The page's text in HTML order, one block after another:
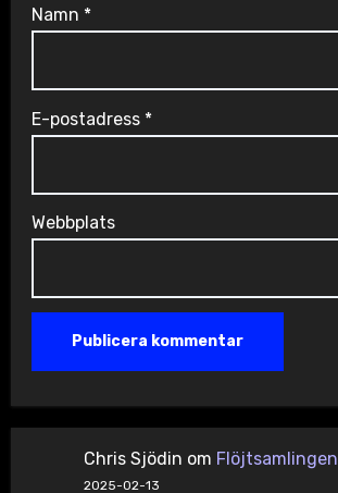
Namn *
E-postadress *
Webbplats
Chris Sjödin om Flöjtsamlingen
2025-02-13